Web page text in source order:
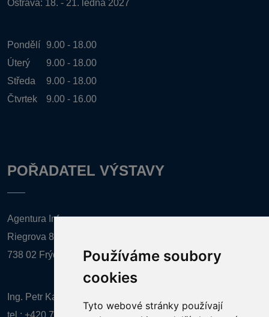
Používáme soubory
cookies
Tyto webové stránky používají
Ostrava: 18. - 21. ledna 2027
Pondělí
9.00 - 18.00
Úterý
9.00 - 18.00
Středa
9.00 - 18.00
Čtvrtek
9.00 - 16.00
POŘADATEL VÝSTAVY
Agentura Inforpres, s.r.o.
Riegrova 857
738 02 Frýdek-Místek
Ing. Petr Kalenda,
tel.: +420 777 080 867 (EN comunication)